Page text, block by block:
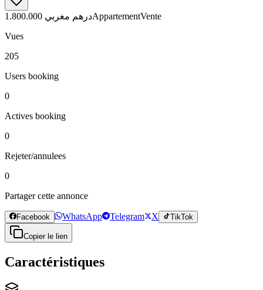
1.800.000 درهم مغربيAppartementVente
Vues
205
Users booking
0
Actives booking
0
Rejeter/annulees
0
Partager cette annonce
Facebook WhatsApp Telegram X TikTok
Copier le lien
Caractéristiques